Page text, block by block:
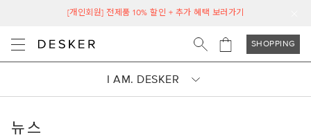
[개인회원] 전제품 10% 할인 + 추가 혜택 보러가기
SHOPPING
I AM. DESKER
뉴스